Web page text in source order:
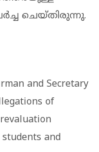
ചെയ്തിരുന്നു.
and Secretary
of
and